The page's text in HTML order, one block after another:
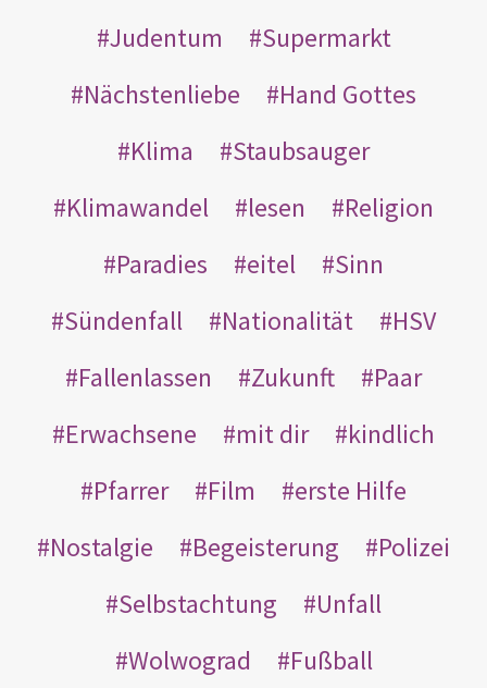
Judentum
Supermarkt
Nächstenliebe
Hand Gottes
Klima
Staubsauger
Klimawandel
lesen
Religion
Paradies
eitel
Sinn
Sündenfall
Nationalität
HSV
Fallenlassen
Zukunft
Paar
Erwachsene
mit dir
kindlich
Pfarrer
Film
erste Hilfe
Nostalgie
Begeisterung
Polizei
Selbstachtung
Unfall
Wolwograd
Fußball